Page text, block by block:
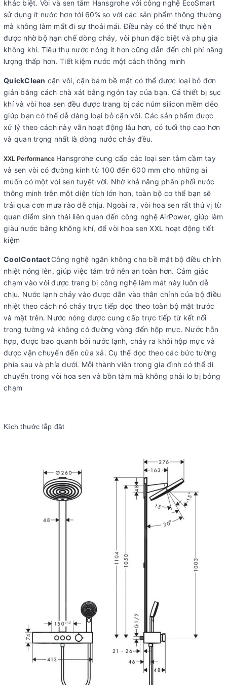
khác biệt. Vòi và sen tắm Hansgrohe với công nghệ EcoSmart
sử dụng ít nước hơn tới 60% so với các sản phẩm thông thường
mà không làm mất đi sự thoải mái. Điều này có thể thực hiện
được nhờ bộ hạn chế dòng chảy, vòi phun đặc biệt và phụ gia
không khí. Tiêu thụ nước nóng ít hơn cũng dẫn đến chi phí năng
lượng thấp hơn. Tiết kiệm nước một cách thông minh
QuickClean cặn vôi, cặn bám bề mặt có thể được loại bỏ đơn
giản bằng cách chà xát bằng ngón tay của bạn. Cả thiết bị sục
khí và vòi hoa sen đều được trang bị các núm silicon mềm dẻo
giúp bạn có thể dễ dàng loại bỏ cặn vôi. Các sản phẩm được
xử lý theo cách này vẫn hoạt động lâu hơn, có tuổi thọ cao hơn
và quan trọng nhất là dòng nước chảy đều.
XXL Performance Hansgrohe cung cấp các loại sen tắm cầm tay
và sen vòi có đường kính từ 100 đến 600 mm cho những ai
muốn có một vòi sen tuyệt vời. Nhờ khả năng phân phối nước
thông minh trên một diện tích lớn hơn, toàn bộ cơ thể bạn sẽ
trải qua cơn mưa rào dễ chịu. Ngoài ra, vòi hoa sen rất thú vị từ
quan điểm sinh thái liên quan đến công nghệ AirPower, giúp làm
giàu nước bằng không khí, để vòi hoa sen XXL hoạt động tiết
kiệm
CoolContact Công nghệ ngăn không cho bề mặt bộ điều chỉnh
nhiệt nóng lên, giúp việc tắm trở nên an toàn hơn. Cảm giác
chạm vào vòi được trang bị công nghệ làm mát này luôn dễ
chịu. Nước lạnh chảy vào được dẫn vào thân chính của bộ điều
nhiệt theo cách nó chảy trực tiếp dọc theo toàn bộ mặt trước
và mặt trên. Nước nóng được cung cấp trực tiếp từ kết nối
trong tường và không có đường vòng đến hộp mực. Nước hỗn
hợp, được bao quanh bởi nước lạnh, chảy ra khỏi hộp mực và
được vận chuyển đến cửa xả. Cụ thể dọc theo các bức tường
phía sau và phía dưới. Mỗi thành viên trong gia đình có thể di
chuyển trong vòi hoa sen và bồn tắm mà không phải lo bị bỏng
chạm
Kích thước lắp đặt